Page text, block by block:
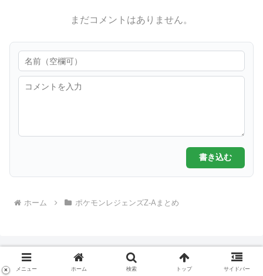
まだコメントはありません。
書き込む
ホーム ポケモンレジェンズZ-Aまとめ
メニュー ホーム 検索 トップ サイドバー
×